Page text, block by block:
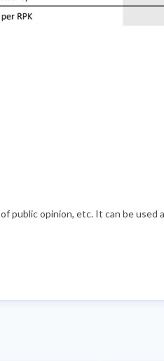
public opinion, etc. It can be